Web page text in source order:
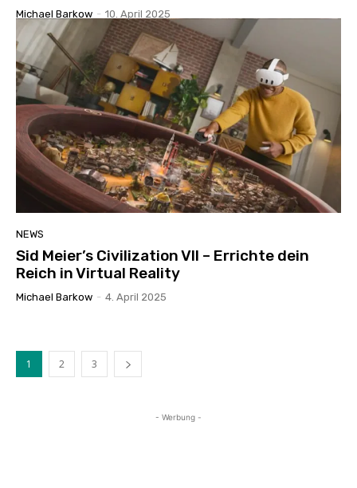
Michael Barkow - 10. April 2025
NEWS
Sid Meier’s Civilization VII – Errichte dein
Reich in Virtual Reality
Michael Barkow - 4. April 2025
1 2 3
- Werbung -